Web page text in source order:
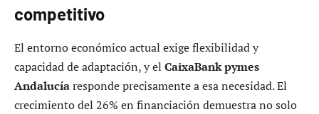
competitivo
El entorno económico actual exige flexibilidad y
capacidad de adaptación, y el CaixaBank pymes
Andalucíaresponde precisamente a esa necesidad. El
crecimiento del 26% en financiación demuestra no solo